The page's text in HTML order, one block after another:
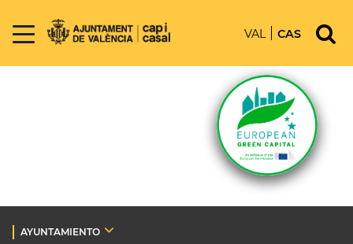
VAL CAS
AYUNTAMIENTO